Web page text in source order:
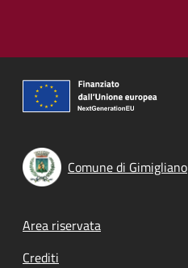
Comune di Gimigliano
Footer menu
Area riservata
Crediti